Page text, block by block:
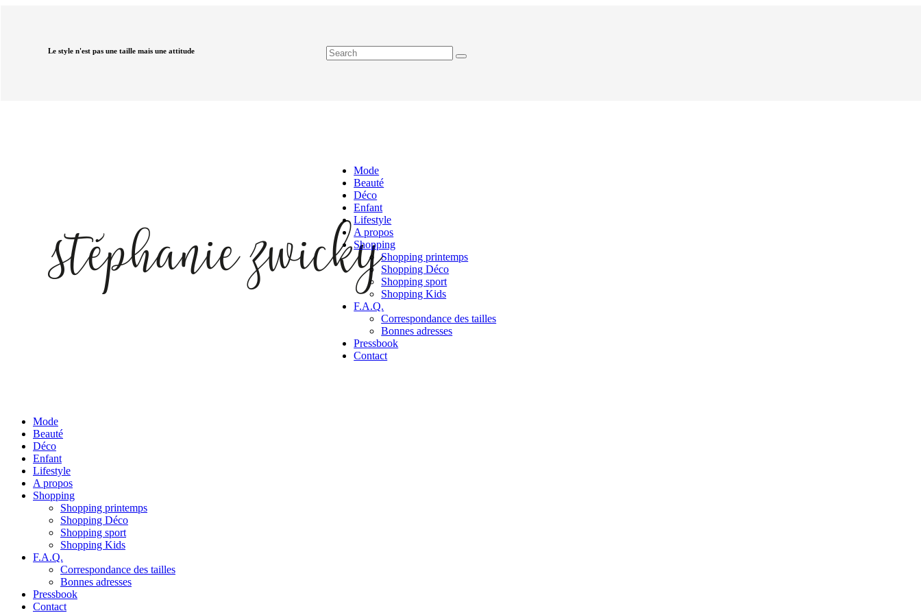
Le style n'est pas une taille mais une attitude
Mode
Beauté
Déco
Enfant
Lifestyle
A propos
Shopping
Shopping printemps
Shopping Déco
Shopping sport
Shopping Kids
F.A.Q.
Correspondance des tailles
Bonnes adresses
Pressbook
Contact
Mode
Beauté
Déco
Enfant
Lifestyle
A propos
Shopping
Shopping printemps
Shopping Déco
Shopping sport
Shopping Kids
F.A.Q.
Correspondance des tailles
Bonnes adresses
Pressbook
Contact